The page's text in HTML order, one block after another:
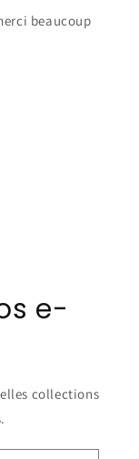
beaucoup
e-
collections